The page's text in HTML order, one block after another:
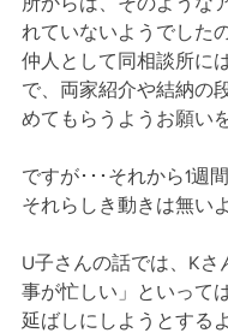
れていないようでした
仲人として同相談所に
で、両家紹介や結納の
めてもらうようお願い
ですが･･･それから1週
それらしき動きは無い
U子さんの話では、Kさ
事が忙しい」といって
延ばしにしようとする